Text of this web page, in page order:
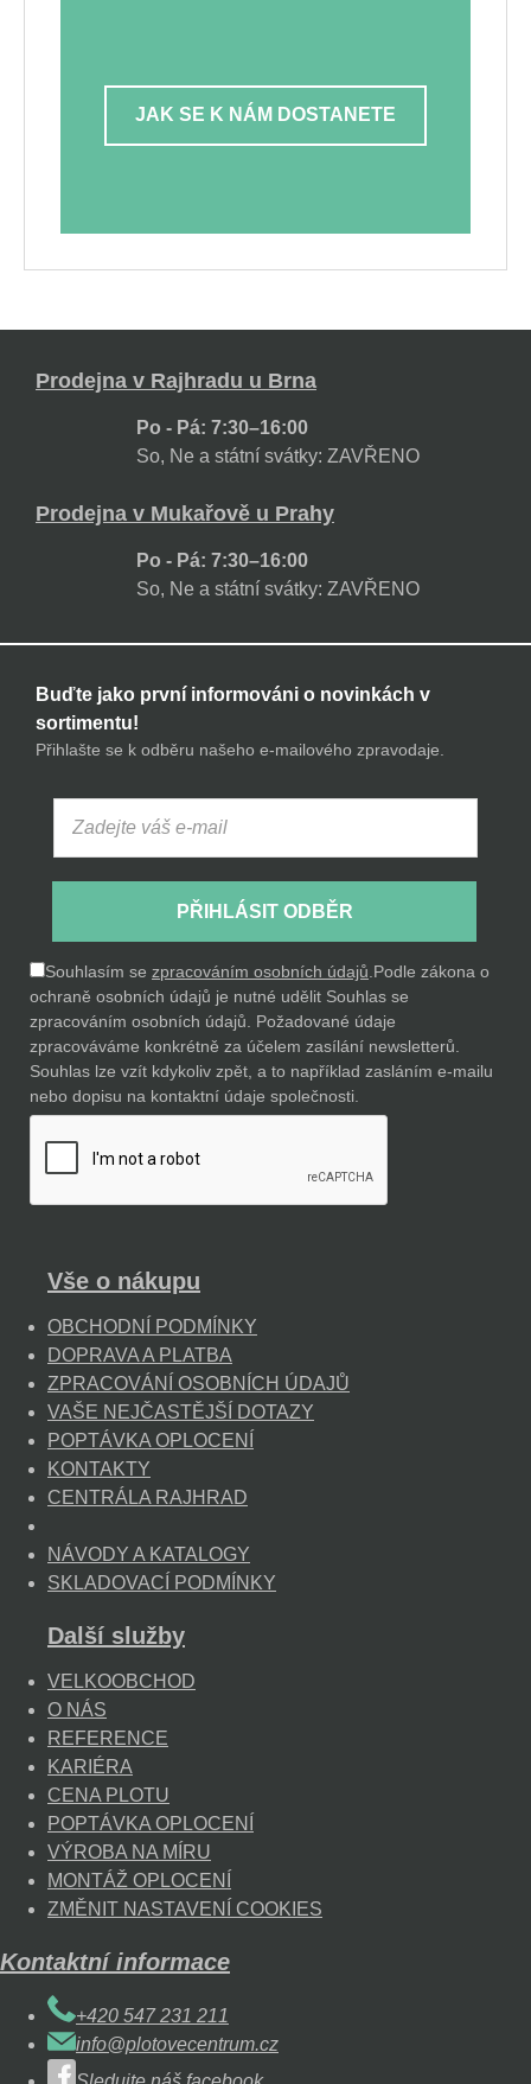
JAK SE K NÁM DOSTANETE
Prodejna v Rajhradu u Brna
Po - Pá: 7:30–16:00
So, Ne a státní svátky: ZAVŘENO
Prodejna v Mukařově u Prahy
Po - Pá: 7:30–16:00
So, Ne a státní svátky: ZAVŘENO
Buďte jako první informováni o novinkách v
sortimentu!
Přihlašte se k odběru našeho e-mailového zpravodaje.
PŘIHLÁSIT ODBĚR
Souhlasím se zpracováním osobních údajů Podle zákona o
ochraně osobních údajů je nutné udělit Souhlas se
zpracováním osobních údajů. Požadované údaje
zpracováváme konkrétně za účelem zasílání newsletterů.
Souhlas lze vzít kdykoliv zpět, a to například zasláním e-mailu
nebo dopisu na kontaktní údaje společnosti.
Vše o nákupu
OBCHODNÍ PODMÍNKY
DOPRAVA A PLATBA
ZPRACOVÁNÍ OSOBNÍCH ÚDAJŮ
VAŠE NEJČASTĚJŠÍ DOTAZY
POPTÁVKA OPLOCENÍ
KONTAKTY
CENTRÁLA RAJHRAD
NÁVODY A KATALOGY
SKLADOVACÍ PODMÍNKY
Další služby
VELKOOBCHOD
O NÁS
REFERENCE
KARIÉRA
CENA PLOTU
POPTÁVKA OPLOCENÍ
VÝROBA NA MÍRU
MONTÁŽ OPLOCENÍ
ZMĚNIT NASTAVENÍ COOKIES
Kontaktní informace
+420 547 231 211
info@plotovecentrum.cz